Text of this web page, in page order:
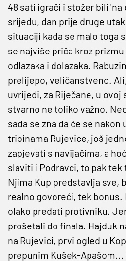
48 sati igrači i stožer bili 'na
srijedu, dan prije druge
situaciji kada se malo toga
se najviše priča kroz
odlazaka i dolazaka.
prelijepo, veličanstveno.
uvrijedi, za Riječane, u ovoj
stvarno ne toliko važno.
sada se zna da će se
tribinama Rujevice, još
zapjevati s navijačima, a
slaviti i Podravci, to pak
Njima Kup predstavlja sve,
realno govoreći, tek bonus.
olako predati protivniku.
prošetali do finala. Hajduk
na Rujevici, prvi ogled u
prepunim Kušek-